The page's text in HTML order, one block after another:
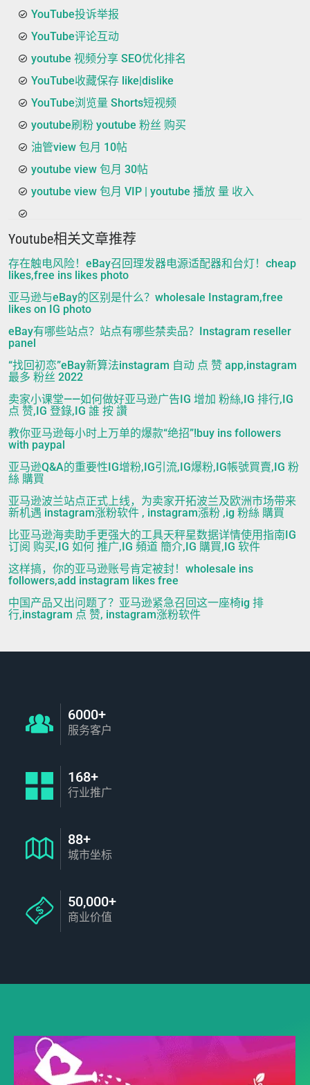
YouTube投诉举报
YouTube评论互动
youtube 视频分享 SEO优化排名
YouTube收藏保存 like|dislike
YouTube浏览量 Shorts短视频
youtube刷粉 youtube 粉丝 购买
油管view 包月 10帖
youtube view 包月 30帖
youtube view 包月 VIP | youtube 播放 量 收入
Youtube相关文章推荐
存在触电风险！eBay召回理发器电源适配器和台灯！cheap
likes,free ins likes photo
亚马逊与eBay的区别是什么？wholesale Instagram,free
likes on IG photo
eBay有哪些站点？站点有哪些禁卖品？Instagram reseller
panel
“找回初恋”eBay新算法instagram 自动 点 赞 app,instagram
最多 粉丝 2022
卖家小课堂——如何做好亚马逊广告IG 增加 粉絲,IG 排行,IG
点 赞,IG 登錄,IG 誰 按 讚
教你亚马逊每小时上万单的爆款“绝招”!buy ins followers
with paypal
亚马逊Q&A的重要性IG增粉,IG引流,IG爆粉,IG帳號買賣,IG 粉
絲 購買
亚马逊波兰站点正式上线，为卖家开拓波兰及欧洲市场带来
新机遇 instagram涨粉软件 , instagram漲粉 ,ig 粉絲 購買
比亚马逊海卖助手更强大的工具天秤星数据详情使用指南IG
订阅 购买,IG 如何 推广,IG 頻道 簡介,IG 購買,IG 软件
这样搞，你的亚马逊账号肯定被封！wholesale ins
followers,add instagram likes free
中国产品又出问题了？亚马逊紧急召回这一座椅ig 排
行,instagram 点 赞, instagram涨粉软件
6000+
服务客户
168+
行业推广
88+
城市坐标
50,000+
商业价值